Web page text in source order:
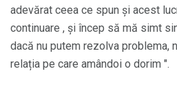
adevărat ceea ce spun și acest
continuare , și încep să mă simt
dacă nu putem rezolva problema,
relația pe care amândoi o dorim ".